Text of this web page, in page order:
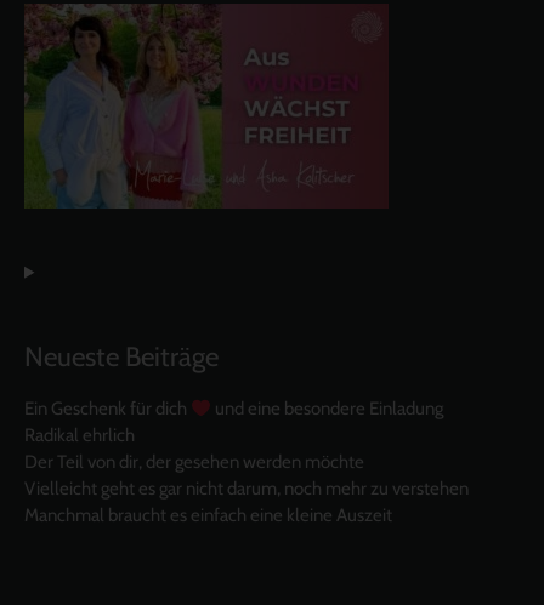
Neueste Beiträge
Ein Geschenk für dich
und eine besondere Einladung
Radikal ehrlich
Der Teil von dir, der gesehen werden möchte
Vielleicht geht es gar nicht darum, noch mehr zu verstehen
Manchmal braucht es einfach eine kleine Auszeit